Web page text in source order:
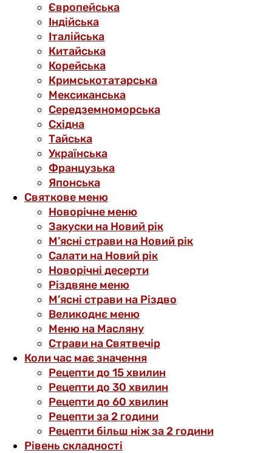
Європейська
Індійська
Італійська
Китайська
Корейська
Кримськотатарська
Мексиканська
Середземноморська
Східна
Тайська
Українська
Французька
Японська
Святкове меню
Новорічне меню
Закуски на Новий рік
М’ясні страви на Новий рік
Салати на Новий рік
Новорічні десерти
Різдвяне меню
М’ясні страви на Різдво
Великоднє меню
Меню на Масляну
Страви на Святвечір
Коли час має значення
Рецепти до 15 хвилин
Рецепти до 30 хвилин
Рецепти до 60 хвилин
Рецепти за 2 години
Рецепти більш ніж за 2 години
Рівень складності